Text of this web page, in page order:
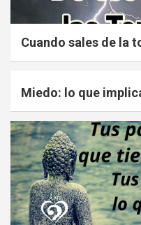
Cuando sales de la
Miedo: lo que